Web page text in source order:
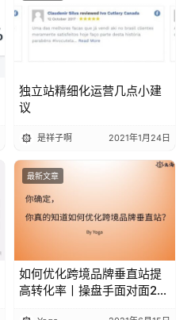
独立站精细化运营几点小建
议
是祥子啊 2021年1月24日
最新文章
如何优化跨境品牌垂直站提
高转化率丨操盘手面对面25